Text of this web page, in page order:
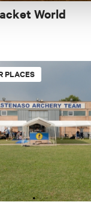
World
PLACES